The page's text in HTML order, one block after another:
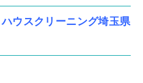
ウスクリーニング埼玉県